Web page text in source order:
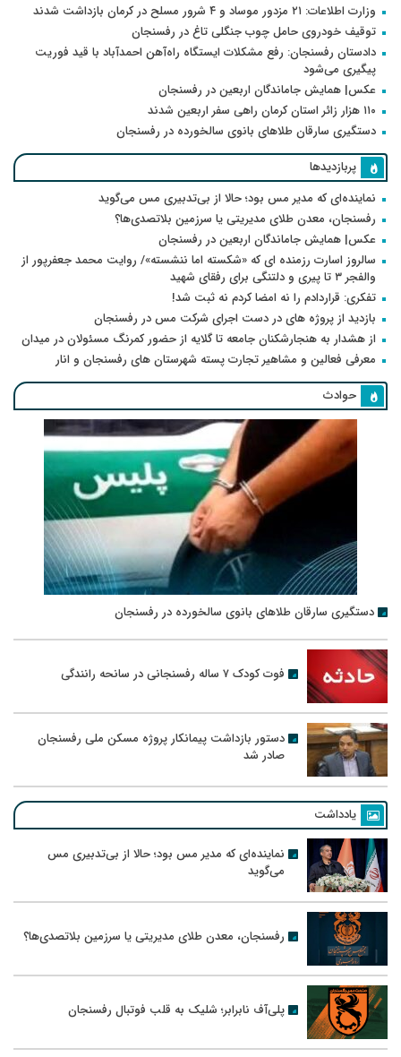
وزارت اطلاعات: ۲۱ مزدور موساد و ۴ شرور مسلح در کرمان بازداشت شدند
توقیف خودروی حامل چوب جنگلی تاغ در رفسنجان
دادستان رفسنجان: رفع مشکلات ایستگاه راه‌آهن احمدآباد با قید فوریت
پیگیری می‌شود
عکس| همایش جاماندگان اربعین در رفسنجان
۱۱۰ هزار زائر استان کرمان راهی سفر اربعین شدند
دستگیری سارقان طلاهای بانوی سالخورده در رفسنجان
پربازدیدها
نماینده‌ای که مدیر مس بود؛ حالا از بی‌تدبیری مس می‌گوید
رفسنجان، معدن طلای مدیریتی یا سرزمین بلاتصدی‌ها؟
عکس| همایش جاماندگان اربعین در رفسنجان
سالروز اسارت رزمنده ای که «شکسته اما ننشسته»/ روایت محمد جعفرپور از
والفجر ۳ تا پیری و دلتنگی برای رفقای شهید
تفکری: قراردادم را نه امضا کردم نه ثبت شد!
بازدید از پروژه های در دست اجرای شرکت مس در رفسنجان
از هشدار به هنجارشکنان جامعه تا گلایه از حضور کمرنگ مسئولان در میدان
معرفی فعالین و مشاهیر تجارت پسته شهرستان های رفسنجان و انار
حوادث
دستگیری سارقان طلاهای بانوی سالخورده در رفسنجان
فوت کودک ۷ ساله رفسنجانی در سانحه رانندگی
دستور بازداشت پیمانکار پروژه مسکن ملی رفسنجان
صادر شد
یادداشت
نماینده‌ای که مدیر مس بود؛ حالا از بی‌تدبیری مس
می‌گوید
رفسنجان، معدن طلای مدیریتی یا سرزمین بلاتصدی‌ها؟
پلی‌آف نابرابر؛ شلیک به قلب فوتبال رفسنجان